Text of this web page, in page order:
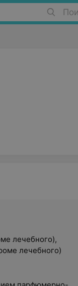
лечебного),
лечебного)